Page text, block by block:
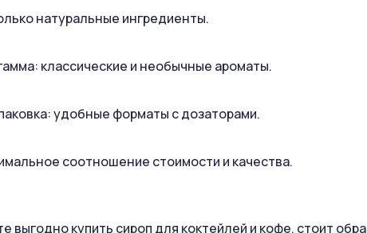
натуральные ингредиенты.
классические и необычные ароматы.
удобные форматы с дозаторами.
соотношение стоимости и качества.
выгодно купить сироп для коктейлей и кофе, стоит